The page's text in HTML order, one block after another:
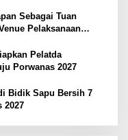
Sebagai Tuan
Pelaksanaan
Pelatda
Porwanas 2027
Bidik Sapu Bersih 7
2027